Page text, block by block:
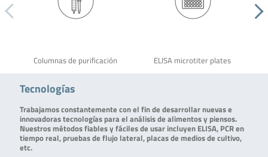
Columnas de purificación ELISA microtiter plates
Tecnologías
Trabajamos constantemente con el fin de desarrollar nuevas e
innovadoras tecnologías para el análisis de alimentos y piensos.
Nuestros métodos fiables y fáciles de usar incluyen ELISA, PCR en
tiempo real, pruebas de flujo lateral, placas de medios de cultivo,
etc.